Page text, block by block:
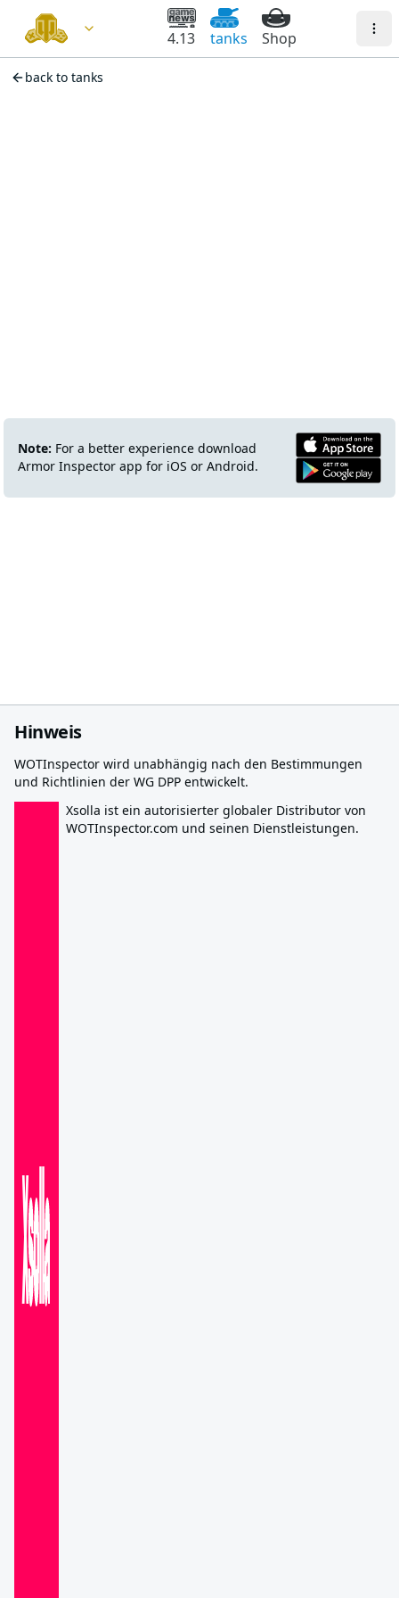
4.13 tanks Shop
back to tanks
Note: For a better experience download
Armor Inspector app for iOS or Android.
Hinweis
WOTInspector wird unabhängig nach den Bestimmungen
und Richtlinien der WG DPP entwickelt.
Xsolla ist ein autorisierter globaler Distributor von
WOTInspector.com und seinen Dienstleistungen.